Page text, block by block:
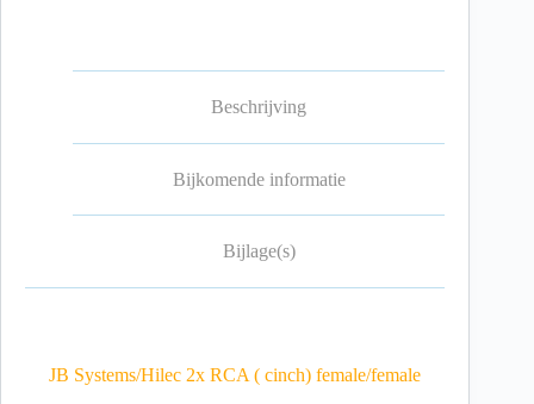
Beschrijving
Bijkomende informatie
Bijlage(s)
JB Systems/Hilec 2x RCA ( cinch) female/female